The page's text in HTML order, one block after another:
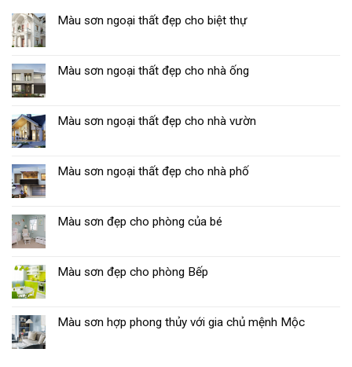
Màu sơn ngoại thất đẹp cho biệt thự
Màu sơn ngoại thất đẹp cho nhà ống
Màu sơn ngoại thất đẹp cho nhà vườn
Màu sơn ngoại thất đẹp cho nhà phố
Màu sơn đẹp cho phòng của bé
Màu sơn đẹp cho phòng Bếp
Màu sơn hợp phong thủy với gia chủ mệnh Mộc